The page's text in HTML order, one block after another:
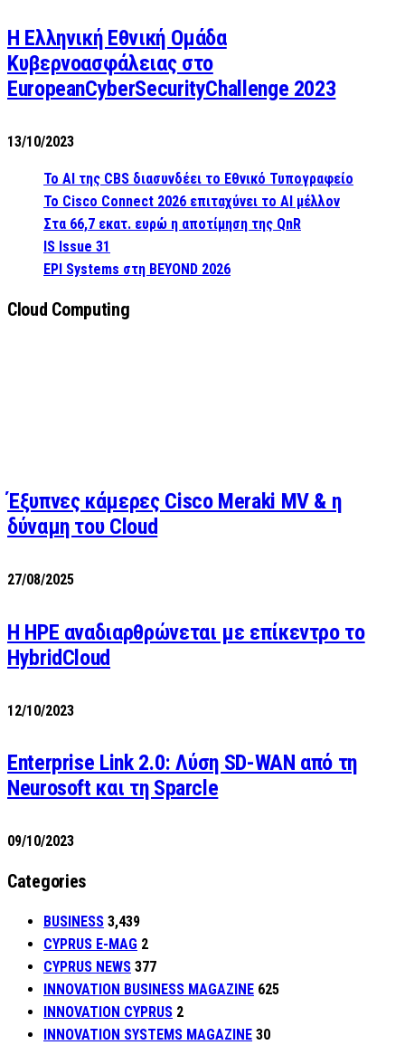
Η Ελληνική Εθνική Ομάδα
Κυβερνοασφάλειας στο
EuropeanCyberSecurityChallenge 2023
13/10/2023
Το AI της CBS διασυνδέει το Εθνικό Τυπογραφείο
Το Cisco Connect 2026 επιταχύνει το AI μέλλον
Στα 66,7 εκατ. ευρώ η αποτίμηση της QnR
IS Issue 31
EPI Systems στη BEYOND 2026
Cloud Computing
Έξυπνες κάμερες Cisco Meraki MV & η
δύναμη του Cloud
27/08/2025
H HPE αναδιαρθρώνεται με επίκεντρο το
HybridCloud
12/10/2023
Enterprise Link 2.0: Λύση SD-WAN από τη
Neurosoft και τη Sparcle
09/10/2023
Categories
BUSINESS 3,439
CYPRUS E-MAG 2
CYPRUS NEWS 377
INNOVATION BUSINESS MAGAZINE 625
INNOVATION CYPRUS 2
INNOVATION SYSTEMS MAGAZINE 30